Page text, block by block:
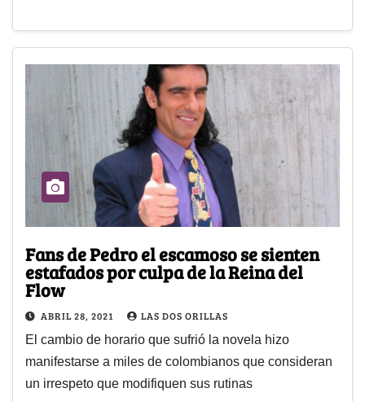
Fans de Pedro el escamoso se sienten
estafados por culpa de la Reina del
Flow
ABRIL 28, 2021 LAS DOS ORILLAS
El cambio de horario que sufrió la novela hizo
manifestarse a miles de colombianos que consideran
un irrespeto que modifiquen sus rutinas